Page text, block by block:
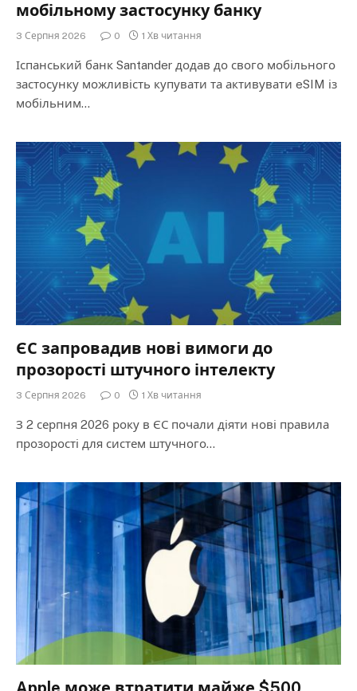
мобільному застосунку банку
3 Серпня 2026 0 1 Хв читання
Іспанський банк Santander додав до свого мобільного
застосунку можливість купувати та активувати eSIM із
мобільним…
ЄС запровадив нові вимоги до
прозорості штучного інтелекту
3 Серпня 2026 0 1 Хв читання
З 2 серпня 2026 року в ЄС почали діяти нові правила
прозорості для систем штучного…